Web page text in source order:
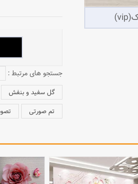
جستجو های مرتبط :
گل سفید و بنفش
تم صورتی